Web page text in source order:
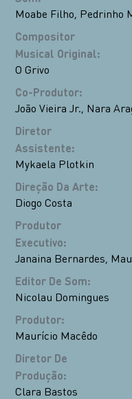
Moabe Filho, Pedrinho
Compositor
Musical Original:
O Grivo
Co-Produtor:
João Vieira Jr., Nara
Diretor
Assistente:
Mykaela Plotkin
Direção Da Arte:
Diogo Costa
Produtor
Executivo:
Janaina Bernardes,
Editor De Som:
Nicolau Domingues
Produtor:
Maurício Macêdo
Diretor De
Produção:
Clara Bastos